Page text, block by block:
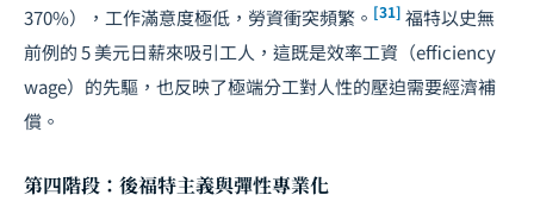
370%），工作滿意度極低，勞資衝突頻繁。 [31] 福特以史無
前例的 5 美元日薪來吸引工人，這既是效率工資（efficiency
wage）的先驅，也反映了極端分工對人性的壓迫需要經濟補
償。
第四階段：後福特主義與彈性專業化